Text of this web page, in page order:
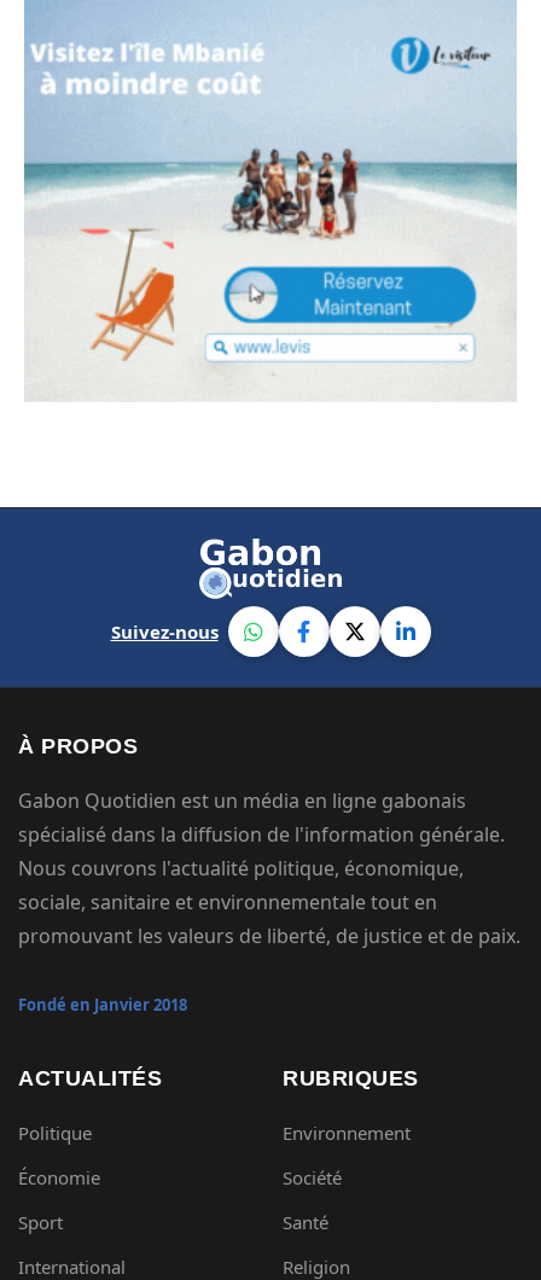
Suivez-nous
À PROPOS
Gabon Quotidien est un média en ligne gabonais
spécialisé dans la diffusion de l'information générale.
Nous couvrons l'actualité politique, économique,
sociale, sanitaire et environnementale tout en
promouvant les valeurs de liberté, de justice et de paix.
Fondé en Janvier 2018
ACTUALITÉS
Politique
Économie
Sport
International
RUBRIQUES
Environnement
Société
Santé
Religion